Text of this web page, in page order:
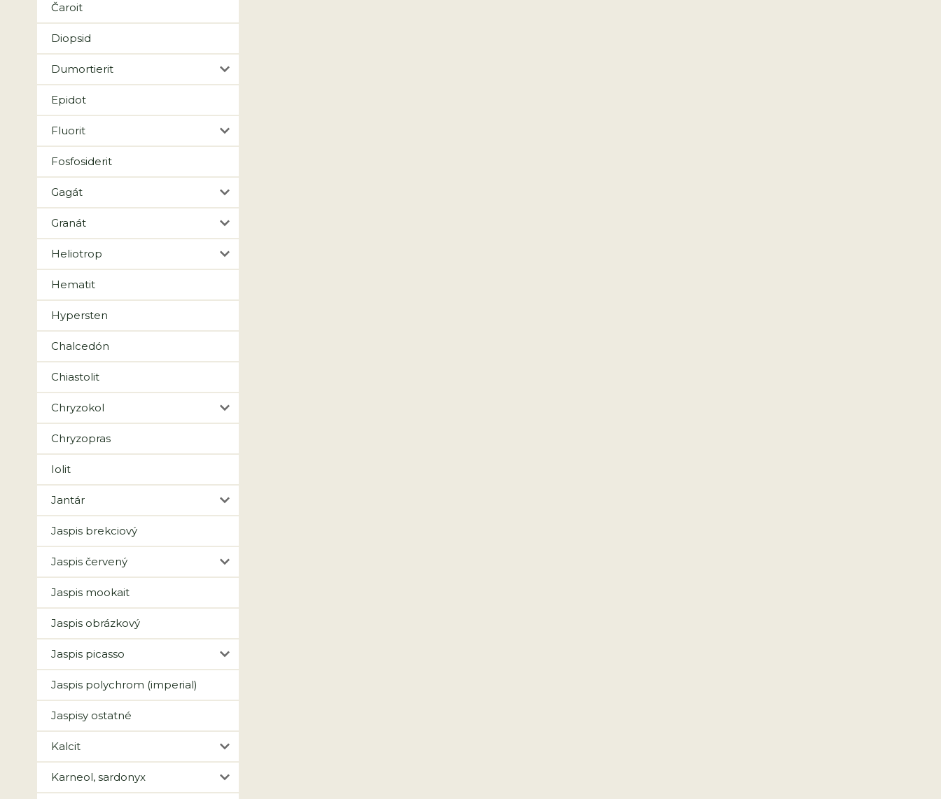
Čaroit
Diopsid
Dumortierit
Epidot
Fluorit
Fosfosiderit
Gagát
Granát
Heliotrop
Hematit
Hypersten
Chalcedón
Chiastolit
Chryzokol
Chryzopras
Iolit
Jantár
Jaspis brekciový
Jaspis červený
Jaspis mookait
Jaspis obrázkový
Jaspis picasso
Jaspis polychrom (imperial)
Jaspisy ostatné
Kalcit
Karneol, sardonyx